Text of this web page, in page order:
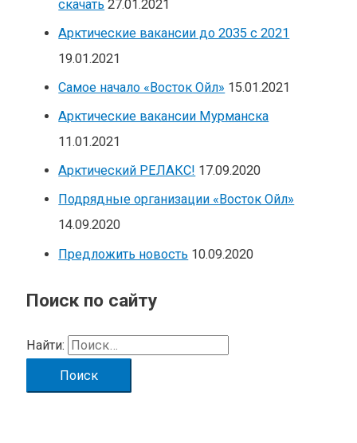
скачать 27.01.2021
Арктические вакансии до 2035 с 2021
19.01.2021
Самое начало «Восток Ойл» 15.01.2021
Арктические вакансии Мурманска
11.01.2021
Арктический РЕЛАКС! 17.09.2020
Подрядные организации «Восток Ойл»
14.09.2020
Предложить новость 10.09.2020
Поиск по сайту
Найти: